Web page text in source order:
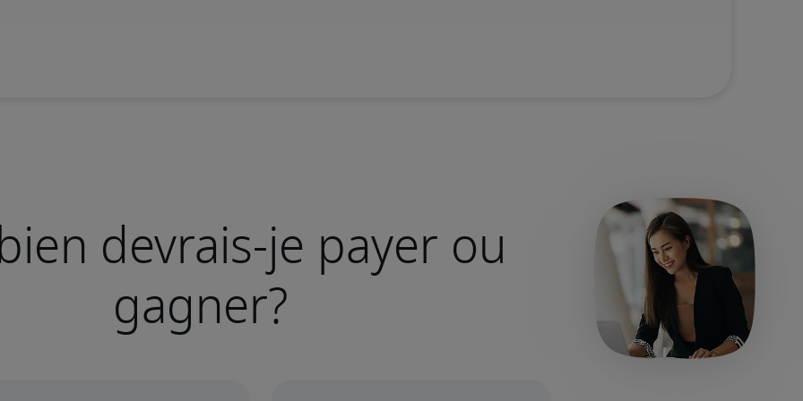
devrais-je payer ou
gagner?